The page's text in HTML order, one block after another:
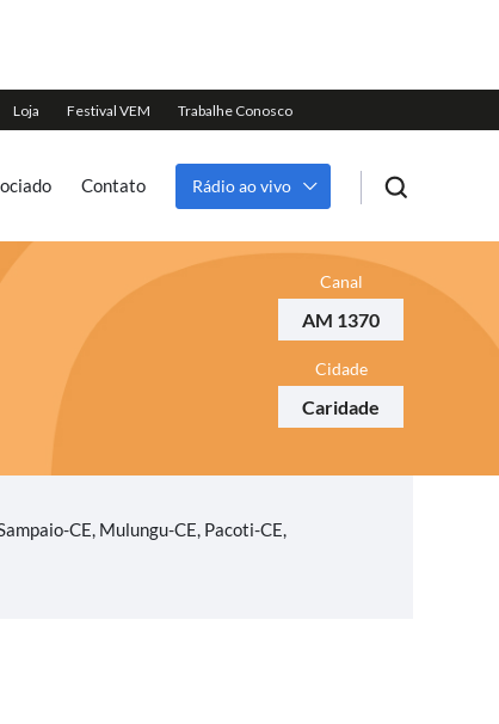
Contato Rádio ao vivo
Canal
AM 1370
Cidade
Caridade
CE, Mulungu-CE, Pacoti-CE,